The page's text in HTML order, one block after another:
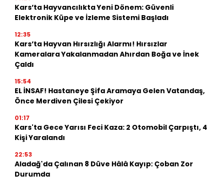
Kars’ta Hayvancılıkta Yeni Dönem: Güvenli
Elektronik Küpe ve İzleme Sistemi Başladı
12:35
Kars’ta Hayvan Hırsızlığı Alarmı! Hırsızlar
Kameralara Yakalanmadan Ahırdan Boğa ve İnek
Çaldı
15:54
EL İNSAF! Hastaneye Şifa Aramaya Gelen Vatandaş,
Önce Merdiven Çilesi Çekiyor
01:17
Kars'ta Gece Yarısı Feci Kaza: 2 Otomobil Çarpıştı, 4
Kişi Yaralandı
22:53
Aladağ'da Çalınan 8 Düve Hâlâ Kayıp: Çoban Zor
Durumda